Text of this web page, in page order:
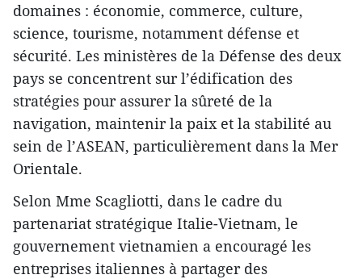
domaines : économie, commerce, culture,
science, tourisme, notamment défense et
sécurité. Les ministères de la Défense des deux
pays se concentrent sur l’édification des
stratégies pour assurer la sûreté de la
navigation, maintenir la paix et la stabilité au
sein de l’ASEAN, particulièrement dans la Mer
Orientale.
Selon Mme Scagliotti, dans le cadre du
partenariat stratégique Italie-Vietnam, le
gouvernement vietnamien a encouragé les
entreprises italiennes à partager des